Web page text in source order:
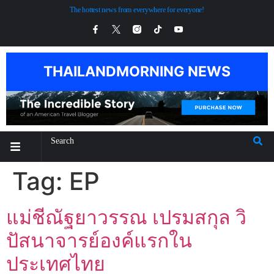
The hottest news from everywhere for everyone!
THAILANDMORNING NEWS
Tag: EP
แม่ชีณัฐยาวรรณ เปรมสกุล วิ
ปัสนาจารย์องค์แรกใน
ประเทศไทย